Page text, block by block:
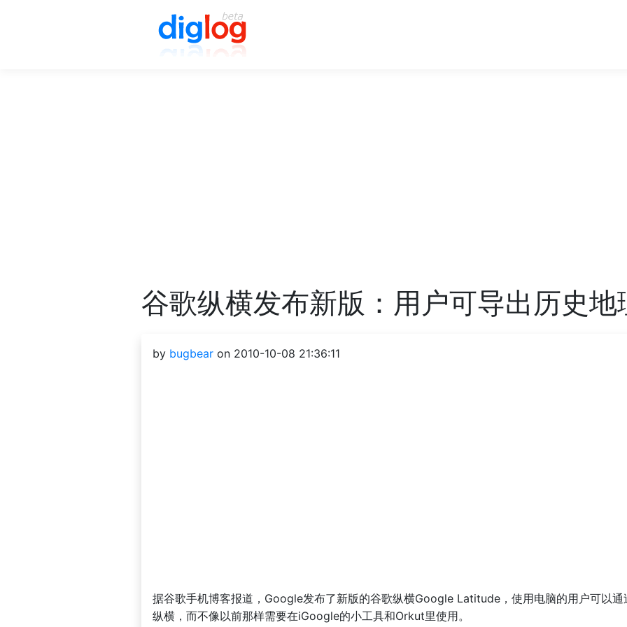
谷歌纵横发布新版：用户可导出历史地
by bugbear on 2010-10-08 21:36:11
据谷歌手机博客报道，Google发布了新版的谷歌纵横Google Latitude，使用电脑的用户可以
纵横，而不像以前那样需要在iGoogle的小工具和Orkut里使用。